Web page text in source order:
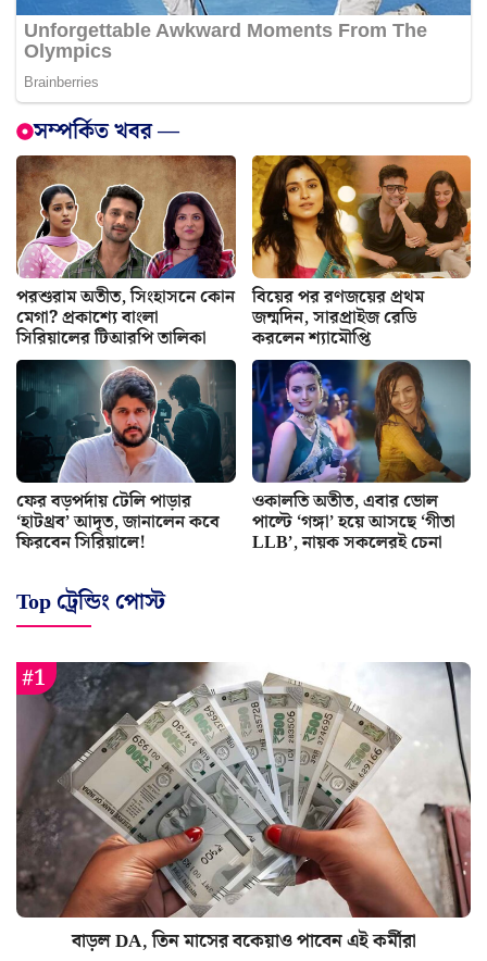
সম্পর্কিত খবর —
পরশুরাম অতীত, সিংহাসনে কোন
মেগা? প্রকাশ্যে বাংলা
সিরিয়ালের টিআরপি তালিকা
বিয়ের পর রণজয়ের প্রথম
জন্মদিন, সারপ্রাইজ রেডি
করলেন শ্যামৌপ্তি
ফের বড়পর্দায় টেলি পাড়ার
‘হাটথ্রব’ আদৃত, জানালেন কবে
ফিরবেন সিরিয়ালে!
ওকালতি অতীত, এবার ভোল
পাল্টে ‘গঙ্গা’ হয়ে আসছে ‘গীতা
LLB’, নায়ক সকলেরই চেনা
Top ট্রেন্ডিং পোস্ট
বাড়ল DA, তিন মাসের বকেয়াও পাবেন এই কর্মীরা